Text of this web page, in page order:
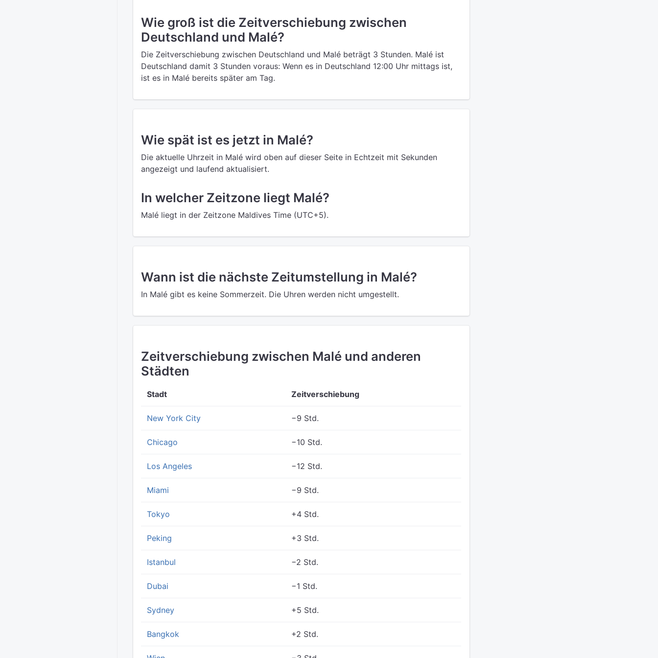
Wie groß ist die Zeitverschiebung zwischen
Deutschland und Malé?
Die Zeitverschiebung zwischen Deutschland und Malé beträgt 3 Stunden. Malé ist
Deutschland damit 3 Stunden voraus: Wenn es in Deutschland 12:00 Uhr mittags ist,
ist es in Malé bereits später am Tag.
Wie spät ist es jetzt in Malé?
Die aktuelle Uhrzeit in Malé wird oben auf dieser Seite in Echtzeit mit Sekunden
angezeigt und laufend aktualisiert.
In welcher Zeitzone liegt Malé?
Malé liegt in der Zeitzone Maldives Time (UTC+5).
Wann ist die nächste Zeitumstellung in Malé?
In Malé gibt es keine Sommerzeit. Die Uhren werden nicht umgestellt.
Zeitverschiebung zwischen Malé und anderen
Städten
Stadt Zeitverschiebung
New York City −9 Std.
Chicago −10 Std.
Los Angeles −12 Std.
Miami −9 Std.
Tokyo +4 Std.
Peking +3 Std.
Istanbul −2 Std.
Dubai −1 Std.
Sydney +5 Std.
Bangkok +2 Std.